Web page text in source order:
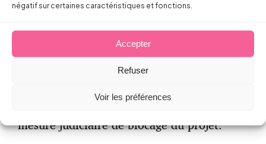
négatif sur certaines caractéristiques et fonctions.
Accepter
Refuser
Voir les préférences
nécessaires à la formulation d’un avis
Seule solution pour y répondre de manière
utile, l’employeur a été contraint de
missionner un organisme extérieur
spécialiste pour réaliser en urgence une
mesure judiciaire de blocage du projet.